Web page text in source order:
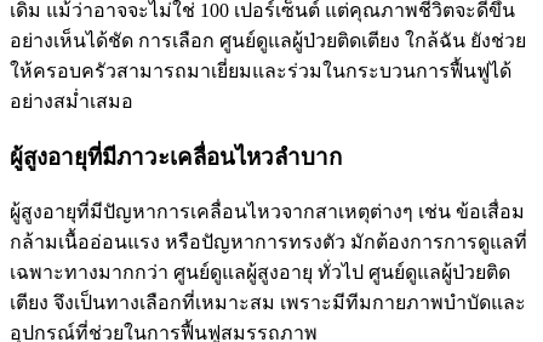
เดิม แม้ว่าอาจจะไม่ใช่ 100 เปอร์เซ็นต์ แต่คุณภาพชีวิตจะดีขึ้น
อย่างเห็นได้ชัด การเลือก ศูนย์ดูแลผู้ป่วยติดเตียง ใกล้ฉัน ยังช่วย
ให้ครอบครัวสามารถมาเยี่ยมและร่วมในกระบวนการฟื้นฟูได้
อย่างสม่ำเสมอ
ผู้สูงอายุที่มีภาวะเคลื่อนไหวลำบาก
ผู้สูงอายุที่มีปัญหาการเคลื่อนไหวจากสาเหตุต่างๆ เช่น ข้อเสื่อม
กล้ามเนื้ออ่อนแรง หรือปัญหาการทรงตัว มักต้องการการดูแลที่
เฉพาะทางมากกว่า ศูนย์ดูแลผู้สูงอายุ ทั่วไป ศูนย์ดูแลผู้ป่วยติด
เตียง จึงเป็นทางเลือกที่เหมาะสม เพราะมีทีมกายภาพบำบัดและ
อุปกรณ์ที่ช่วยในการฟื้นฟูสมรรถภาพ